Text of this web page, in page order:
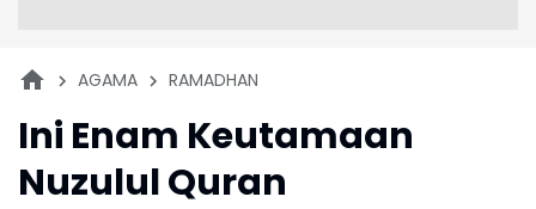
AGAMA RAMADHAN
Ini Enam Keutamaan
Nuzulul Quran